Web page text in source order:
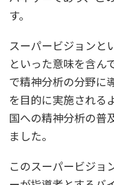
す。
スーパービジョンと
といった意味を含ん
で精神分析の分野に
を目的に実施される
国への精神分析の普
ました。
このスーパービジョ